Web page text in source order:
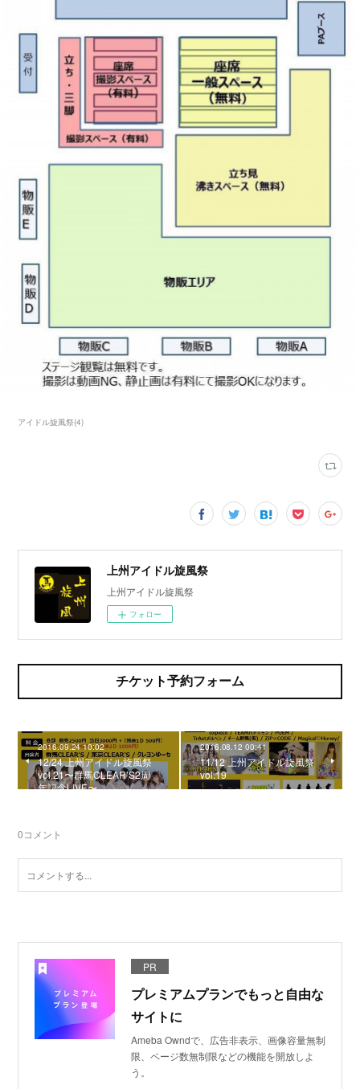
アイドル旋風祭(4)
上州アイドル旋風祭
上州アイドル旋風祭
フォロー
チケット予約フォーム
2016.09.24 10:02
12/24 上州アイドル旋風祭
vol.21〜群馬CLEAR’S2周
年記念LIVE〜
2016.08.12 00:41
11/12 上州アイドル旋風祭
vol.19
0コメント
PR
プレミアムプランでもっと自由な
サイトに
Ameba Owndで、広告非表示、画像容量無制
限、ページ数無制限などの機能を開放しよ
う。